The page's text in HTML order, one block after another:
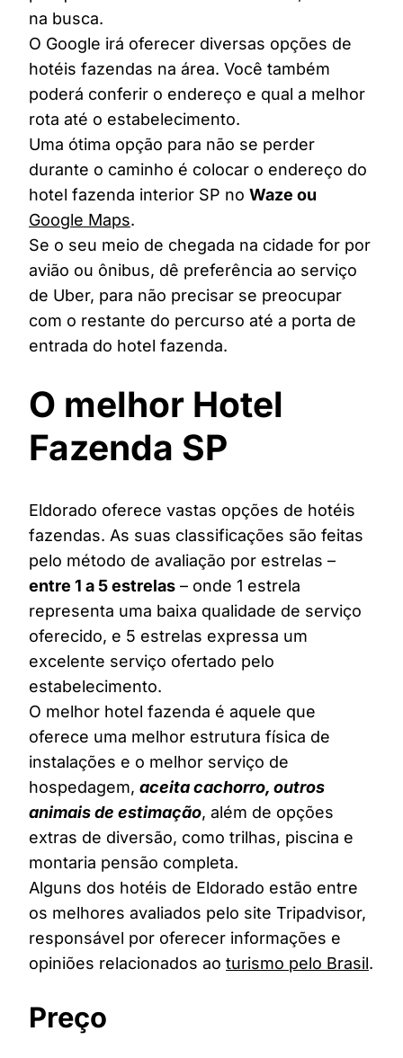
na busca.
O Google irá oferecer diversas opções de
hotéis fazendas na área. Você também
poderá conferir o endereço e qual a melhor
rota até o estabelecimento.
Uma ótima opção para não se perder
durante o caminho é colocar o endereço do
hotel fazenda interior SP no Waze ou
Google Maps.
Se o seu meio de chegada na cidade for por
avião ou ônibus, dê preferência ao serviço
de Uber, para não precisar se preocupar
com o restante do percurso até a porta de
entrada do hotel fazenda.
O melhor Hotel
Fazenda SP
Eldorado oferece vastas opções de hotéis
fazendas. As suas classificações são feitas
pelo método de avaliação por estrelas –
entre 1 a 5 estrelas – onde 1 estrela
representa uma baixa qualidade de serviço
oferecido, e 5 estrelas expressa um
excelente serviço ofertado pelo
estabelecimento.
O melhor hotel fazenda é aquele que
oferece uma melhor estrutura física de
instalações e o melhor serviço de
hospedagem, aceita cachorro, outros
animais de estimação, além de opções
extras de diversão, como trilhas, piscina e
montaria pensão completa.
Alguns dos hotéis de Eldorado estão entre
os melhores avaliados pelo site Tripadvisor,
responsável por oferecer informações e
opiniões relacionados ao turismo pelo Brasil.
Preço